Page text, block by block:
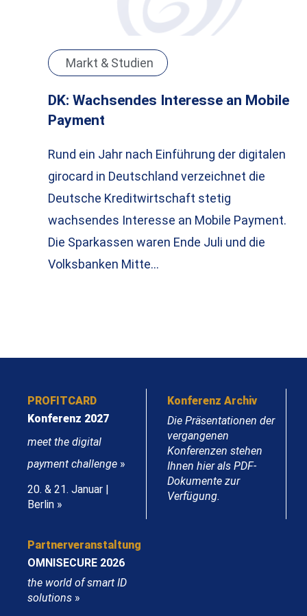
Markt & Studien
DK: Wachsendes Interesse an Mobile
Payment
Rund ein Jahr nach Einführung der digitalen
girocard in Deutschland verzeichnet die
Deutsche Kreditwirtschaft stetig
wachsendes Interesse an Mobile Payment.
Die Sparkassen waren Ende Juli und die
Volksbanken Mitte…
PROFITCARD
Konferenz 2027
meet the digital
payment challenge »
20. & 21. Januar |
Berlin »
Konferenz Archiv
Die Präsentationen der
vergangenen
Konferenzen stehen
Ihnen hier als PDF-
Dokumente zur
Verfügung.
Partnerveranstaltung
OMNISECURE 2026
the world of smart ID
solutions »